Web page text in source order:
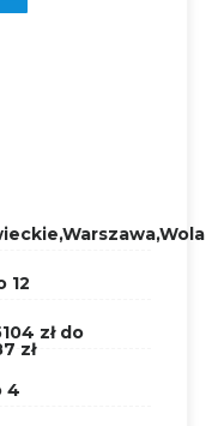
12
zł do
zł
4